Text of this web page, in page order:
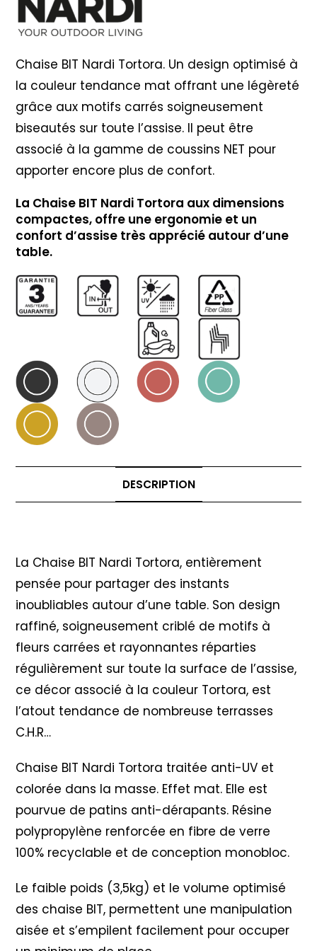
Chaise BIT Nardi Tortora. Un design optimisé à
la couleur tendance mat offrant une légèreté
grâce aux motifs carrés soigneusement
biseautés sur toute l’assise. Il peut être
associé à la gamme de coussins NET pour
apporter encore plus de confort.
La Chaise BIT Nardi Tortora aux dimensions
compactes, offre une ergonomie et un
confort d’assise très apprécié autour d’une
table.
DESCRIPTION
La Chaise BIT Nardi Tortora, entièrement
pensée pour partager des instants
inoubliables autour d’une table. Son design
raffiné, soigneusement criblé de motifs à
fleurs carrées et rayonnantes réparties
régulièrement sur toute la surface de l’assise,
ce décor associé à la couleur Tortora, est
l’atout tendance de nombreuse terrasses
C.H.R…
Chaise BIT Nardi Tortora traitée anti-UV et
colorée dans la masse. Effet mat. Elle est
pourvue de patins anti-dérapants. Résine
polypropylène renforcée en fibre de verre
100% recyclable et de conception monobloc.
Le faible poids (3,5kg) et le volume optimisé
des chaise BIT, permettent une manipulation
aisée et s’empilent facilement pour occuper